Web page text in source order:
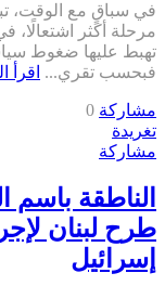
في سباقٍ مع الوقت،
مرحلة أكثر اشتعالًا،
تهبط عليها ضغوط
فبحسب تقري... اقرأ
مشاركة 0
تغريدة
مشاركة
الناطقة باسم
طرح لبنان
إسرائيل